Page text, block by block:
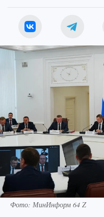
Фото: МинИнформ 64 Z